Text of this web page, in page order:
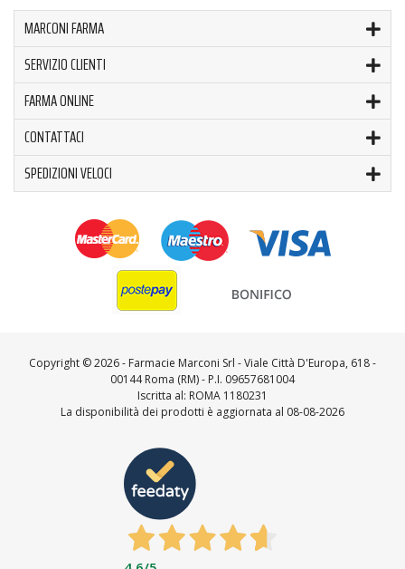
MARCONI FARMA
SERVIZIO CLIENTI
FARMA ONLINE
CONTATTACI
SPEDIZIONI VELOCI
Copyright ©2026 - Farmacie Marconi Srl - Viale Città D'Europa, 618 -
00144 Roma (RM) - P.I. 09657681004
Iscritta al: ROMA 1180231
La disponibilità dei prodotti è aggiornata al 08-08-2026